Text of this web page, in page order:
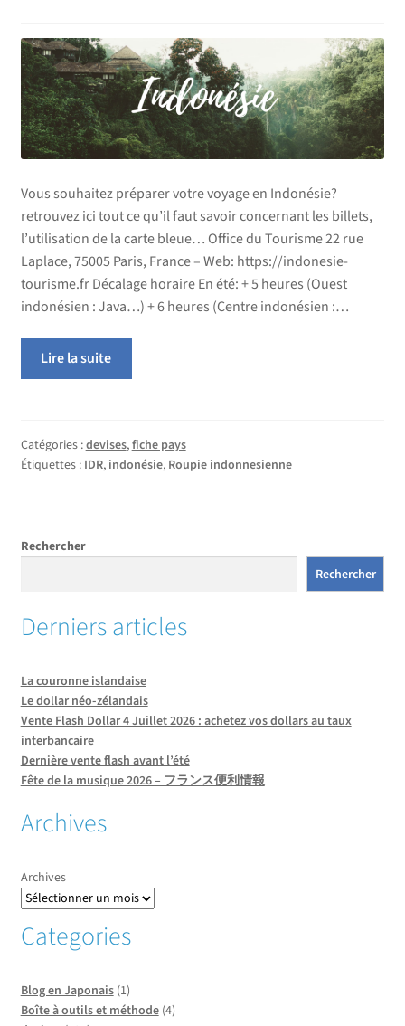
Vous souhaitez préparer votre voyage en Indonésie?
retrouvez ici tout ce qu’il faut savoir concernant les billets,
l’utilisation de la carte bleue… Office du Tourisme 22 rue
Laplace, 75005 Paris, France – Web: https://indonesie-
tourisme.fr Décalage horaire En été: + 5 heures (Ouest
indonésien : Java…) + 6 heures (Centre indonésien :…
Lire la suite
Catégories :devises,fiche pays
Étiquettes :IDR,indonésie,Roupie indonnesienne
Rechercher
Rechercher
Derniers articles
La couronne islandaise
Le dollar néo-zélandais
Vente Flash Dollar 4 Juillet 2026 : achetez vos dollars au taux
interbancaire
Dernière vente flash avant l’été
Fête de la musique 2026 – フランス便利情報
Archives
Archives
Categories
Blog en Japonais(1)
Boîte à outils et méthode(4)